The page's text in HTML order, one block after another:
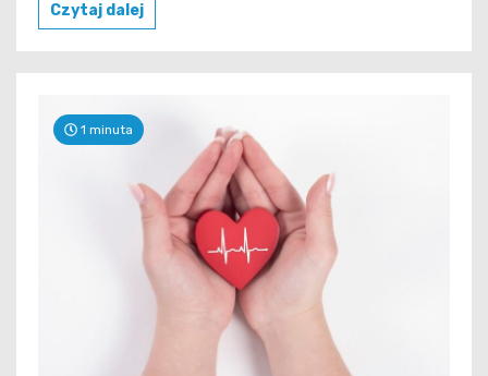
Czytaj dalej
1 minuta